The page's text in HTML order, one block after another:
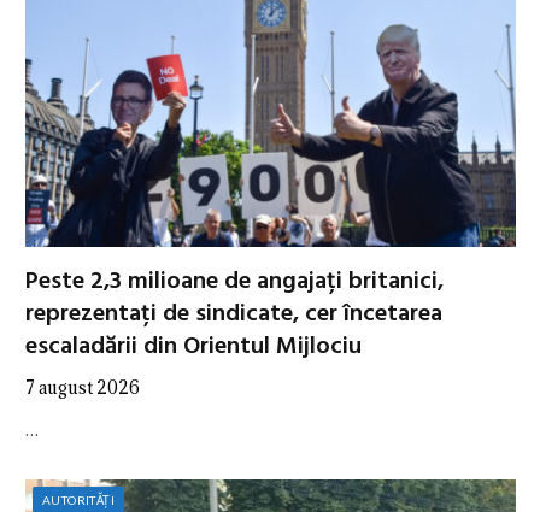
Peste 2,3 milioane de angajați britanici,
reprezentați de sindicate, cer încetarea
escaladării din Orientul Mijlociu
7 august 2026
…
AUTORITĂȚI